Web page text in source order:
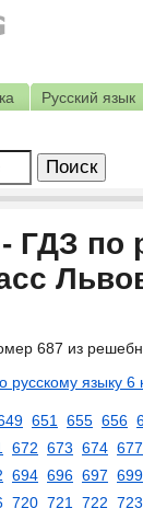
Русский язык
ГДЗ по
687 из
русскому языку 6
651 655 656
672 673 674 677
694 696 697 699
720 721 722 723